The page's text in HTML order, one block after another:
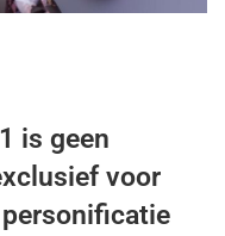
is geen
voor